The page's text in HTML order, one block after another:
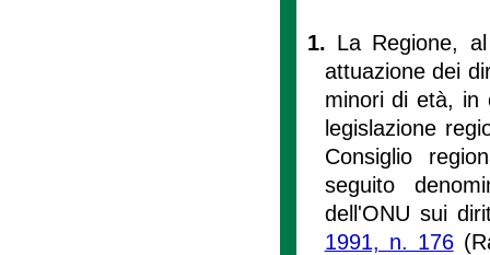
1. La Regione,
attuazione dei
minori di età, in
legislazione
Consiglio
seguito
dell'ONU sui
1991, n. 176